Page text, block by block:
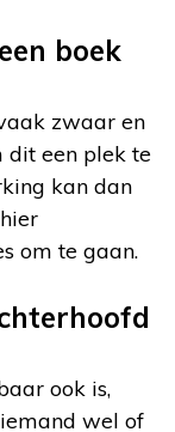
boek
zwaar en
dit een plek te
kan dan
om te gaan.
ook is,
wel of